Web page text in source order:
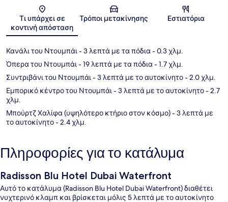
Χάρτης
Τι υπάρχει σε
κοντινή απόσταση
Τρόποι μετακίνησης Εστιατόρια
Κανάλι του Ντουμπάι- 3 λεπτά με τα πόδια- 0.3 χλμ.
Όπερα του Ντουμπάι- 19 λεπτά με τα πόδια- 1.7 χλμ.
Συντριβάνι του Ντουμπάι- 3 λεπτά με το αυτοκίνητο- 2.0 χλμ.
Εμπορικό κέντρο του Ντουμπάι- 3 λεπτά με το αυτοκίνητο- 2.7
χλμ.
Μπούρτζ Χαλίφα (υψηλότερο κτήριο στον κόσμο)- 3 λεπτά με
το αυτοκίνητο- 2.4 χλμ.
Πληροφορίες για το κατάλυμα
Radisson Blu Hotel Dubai Waterfront
Αυτό το κατάλυμα (Radisson Blu Hotel Dubai Waterfront) διαθέτει
νυχτερινό κλαμπ και βρίσκεται μόλις 5 λεπτά με το αυτοκίνητο